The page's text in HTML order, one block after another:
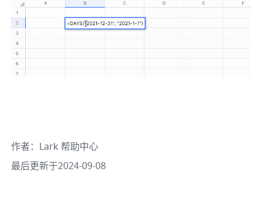
作者： Lark 帮助中心
最后更新于2024-09-08